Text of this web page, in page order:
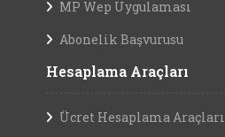
MP Wep Uygulaması
Abonelik Başvurusu
Hesaplama Araçları
Ücret Hesaplama Araçları